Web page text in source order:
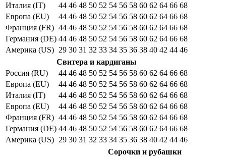
Италия (IT)
44 46 48 50 52 54 56 58 60 62 64 66 68
Европа (EU)
44 46 48 50 52 54 56 58 60 62 64 66 68
Франция (FR) 44 46 48 50 52 54 56 58 60 62 64 66 68
Германия (DE) 44 46 48 50 52 54 56 58 60 62 64 66 68
Америка (US) 29 30 31 32 33 34 35 36 38 40 42 44 46
Свитера и кардиганы
Россия (RU)
44 46 48 50 52 54 56 58 60 62 64 66 68
Европа (EU)
44 46 48 50 52 54 56 58 60 62 64 66 68
Италия (IT)
44 46 48 50 52 54 56 58 60 62 64 66 68
Европа (EU)
44 46 48 50 52 54 56 58 60 62 64 66 68
Франция (FR) 44 46 48 50 52 54 56 58 60 62 64 66 68
Германия (DE) 44 46 48 50 52 54 56 58 60 62 64 66 68
Америка (US) 29 30 31 32 33 34 35 36 38 40 42 44 46
Сорочки и рубашки